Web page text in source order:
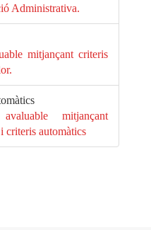
Administrativa.
mitjançant criteris
mitjançant
criteris automàtics